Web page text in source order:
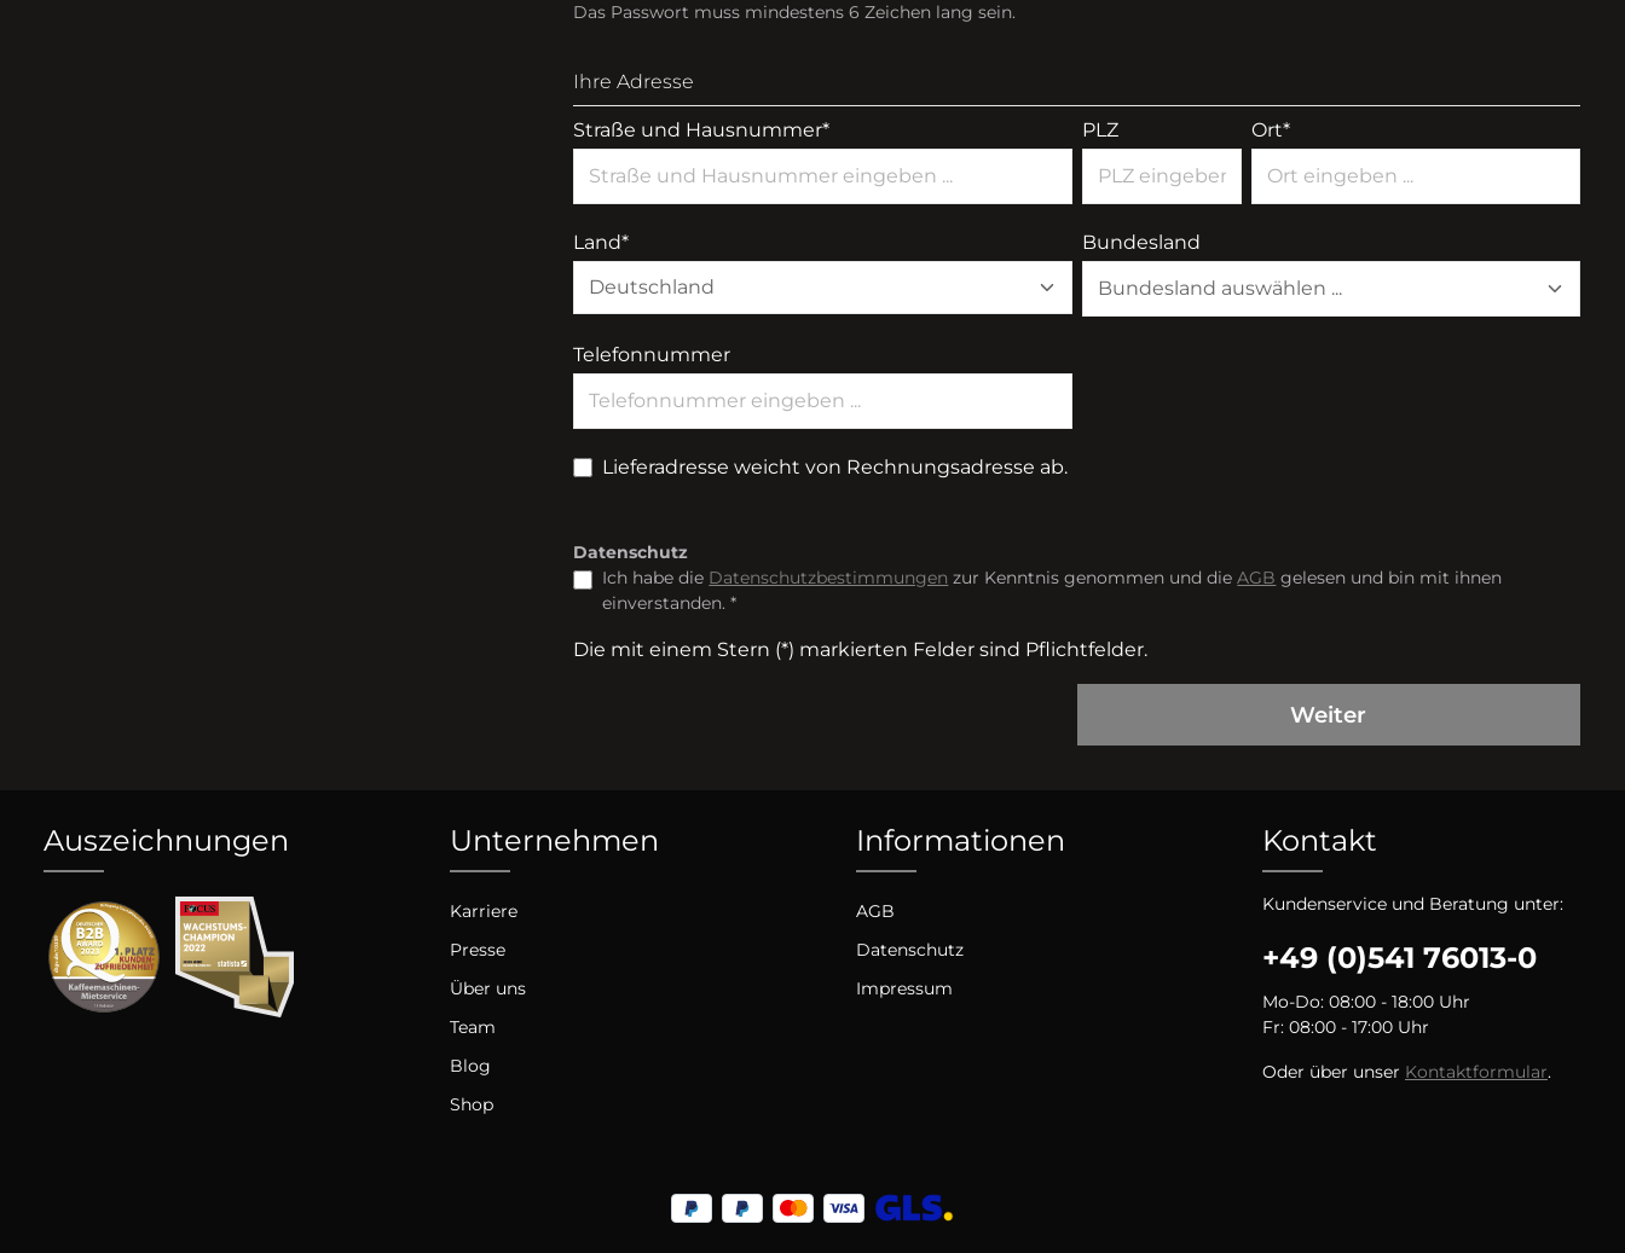
Das Passwort muss mindestens 6 Zeichen lang sein.
Ihre Adresse
Straße und Hausnummer* PLZ Ort*
Land* Bundesland
Telefonnummer
Lieferadresse weicht von Rechnungsadresse ab.
Datenschutz
Ich habe die Datenschutzbestimmungen zur Kenntnis genommen und dieAGB gelesen und bin mit ihnen
einverstanden. *
Die mit einem Stern (*) markierten Felder sind Pflichtfelder.
Weiter
Auszeichnungen Kontakt
Kundenservice und Beratung unter:
+49 (0)541 76013-0
Mo-Do: 08:00 - 18:00 Uhr
Fr: 08:00 - 17:00 Uhr
Oder über unser Kontaktformular.
Unternehmen
Karriere
Presse
Über uns
Team
Blog
Shop
Informationen
AGB
Datenschutz
Impressum